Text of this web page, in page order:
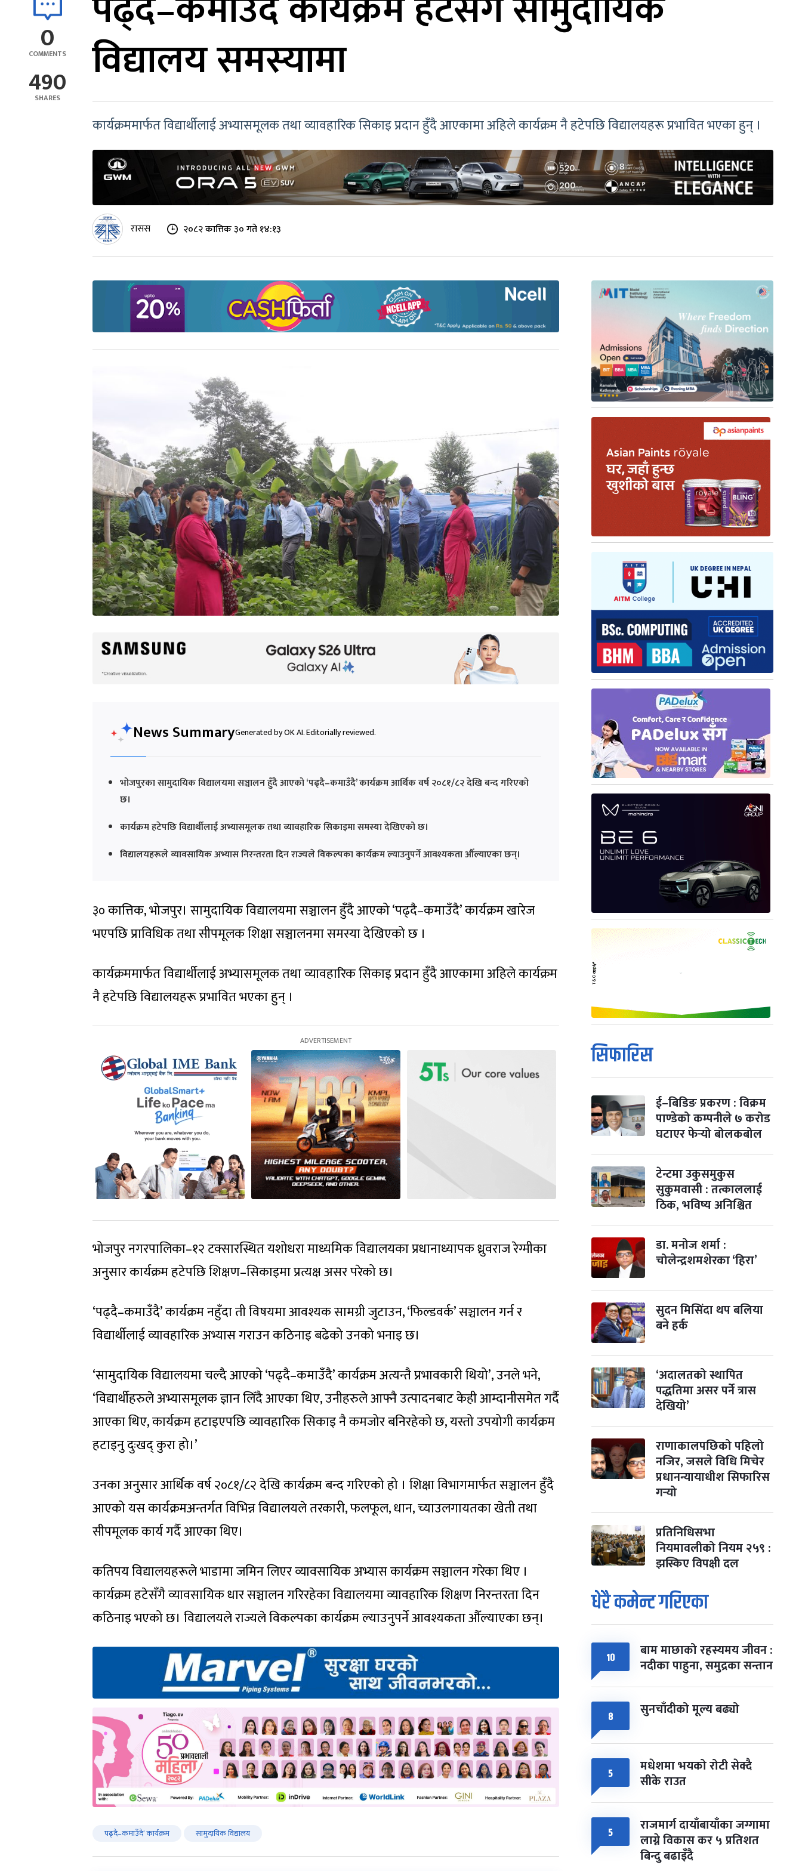
0
COMMENTS
490
SHARES
विद्यालय समस्यामा
कार्यक्रममार्फत विद्यार्थीलाई अभ्यासमूलक तथा व्यावहारिक सिकाइ प्रदान हुँदै आएकामा अहिले कार्यक्रम नै हटेपछि विद्यालयहरू प्रभावित भएका हुन् ।
रासस २०८२ कात्तिक ३० गते १४:१३
News SummaryGenerated by OK AI. Editorially reviewed.
भोजपुरका सामुदायिक विद्यालयमा सञ्चालन हुँदै आएको ‘पढ्दै–कमाउँदै’ कार्यक्रम आर्थिक वर्ष २०८१/८२ देखि बन्द गरिएको
छ।
कार्यक्रम हटेपछि विद्यार्थीलाई अभ्यासमूलक तथा व्यावहारिक सिकाइमा समस्या देखिएको छ।
विद्यालयहरूले व्यावसायिक अभ्यास निरन्तरता दिन राज्यले विकल्पका कार्यक्रम ल्याउनुपर्ने आवश्यकता औँल्याएका छन्।
३० कात्तिक, भोजपुर। सामुदायिक विद्यालयमा सञ्चालन हुँदै आएको ‘पढ्दै–कमाउँदै’ कार्यक्रम खारेज
भएपछि प्राविधिक तथा सीपमूलक शिक्षा सञ्चालनमा समस्या देखिएको छ ।
कार्यक्रममार्फत विद्यार्थीलाई अभ्यासमूलक तथा व्यावहारिक सिकाइ प्रदान हुँदै आएकामा अहिले कार्यक्रम
नै हटेपछि विद्यालयहरू प्रभावित भएका हुन् ।
भोजपुर नगरपालिका–१२ टक्सारस्थित यशोधरा माध्यमिक विद्यालयका प्रधानाध्यापक ध्रुवराज रेग्मीका
अनुसार कार्यक्रम हटेपछि शिक्षण–सिकाइमा प्रत्यक्ष असर परेको छ।
‘पढ्दै–कमाउँदै’ कार्यक्रम नहुँदा ती विषयमा आवश्यक सामग्री जुटाउन, ‘फिल्डवर्क’ सञ्चालन गर्न र
विद्यार्थीलाई व्यावहारिक अभ्यास गराउन कठिनाइ बढेको उनको भनाइ छ।
‘सामुदायिक विद्यालयमा चल्दै आएको ‘पढ्दै–कमाउँदै’ कार्यक्रम अत्यन्तै प्रभावकारी थियो’, उनले भने,
‘विद्यार्थीहरुले अभ्यासमूलक ज्ञान लिँदै आएका थिए, उनीहरुले आफ्नै उत्पादनबाट केही आम्दानीसमेत गर्दै
आएका थिए, कार्यक्रम हटाइएपछि व्यावहारिक सिकाइ नै कमजोर बनिरहेको छ, यस्तो उपयोगी कार्यक्रम
हटाइनु दुःखद् कुरा हो।’
उनका अनुसार आर्थिक वर्ष २०८१/८२ देखि कार्यक्रम बन्द गरिएको हो । शिक्षा विभागमार्फत सञ्चालन हुँदै
आएको यस कार्यक्रमअन्तर्गत विभिन्न विद्यालयले तरकारी, फलफूल, धान, च्याउलगायतका खेती तथा
सीपमूलक कार्य गर्दै आएका थिए।
कतिपय विद्यालयहरूले भाडामा जमिन लिएर व्यावसायिक अभ्यास कार्यक्रम सञ्चालन गरेका थिए ।
कार्यक्रम हटेसँगै व्यावसायिक धार सञ्चालन गरिरहेका विद्यालयमा व्यावहारिक शिक्षण निरन्तरता दिन
कठिनाइ भएको छ। विद्यालयले राज्यले विकल्पका कार्यक्रम ल्याउनुपर्ने आवश्यकता औँल्याएका छन्।
पढ्दै–कमाउँदै’ कार्यक्रम सामुदायिक विद्यालय
सिफारिस
ई–बिडिङ प्रकरण : विक्रम
पाण्डेको कम्पनीले ७ करोड
घटाएर फेर्‍यो बोलकबोल
टेन्टमा उकुसमुकुस
सुकुमवासी : तत्काललाई
ठिक, भविष्य अनिश्चित
डा. मनोज शर्मा :
चोलेन्द्रशमशेरका ‘हिरा’
सुदन मिसिंदा थप बलिया
बने हर्क
‘अदालतको स्थापित
पद्धतिमा असर पर्ने त्रास
देखियो’
राणाकालपछिको पहिलो
नजिर, जसले विधि मिचेर
प्रधानन्यायाधीश सिफारिस
गर्‍यो
प्रतिनिधिसभा
नियमावलीको नियम २५९ :
झस्किए विपक्षी दल
धेरै कमेन्ट गरिएका
१० बाम माछाको रहस्यमय जीवन :
नदीका पाहुना, समुद्रका सन्तान
८ सुनचाँदीको मूल्य बढ्यो
५ मधेशमा भयको रोटी सेक्दै
सीके राउत
५ राजमार्ग दायाँबायाँका जग्गामा
लाग्ने विकास कर ५ प्रतिशत
बिन्दु बढाइँदै